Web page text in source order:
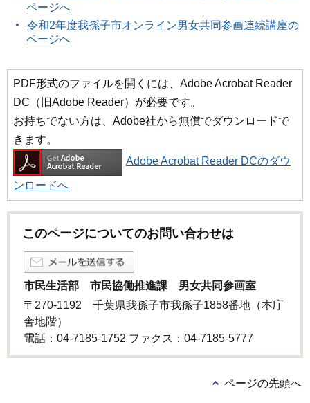
ページへ
令和2年度我孫子市オンライン男女共同参画連続講座の
ページへ
PDF形式のファイルを開くには、Adobe Acrobat Reader
DC（旧Adobe Reader）が必要です。
お持ちでない方は、Adobe社から無償でダウンロードで
きます。
Adobe Acrobat Reader DCのダウ
ンロードへ
このページについてのお問い合わせは
市民生活部 市民協働推進課 男女共同参画室
〒270-1192 千葉県我孫子市我孫子1858番地（本庁
舎地階）
電話：04-7185-1752 ファクス：04-7185-5777
ページの先頭へ